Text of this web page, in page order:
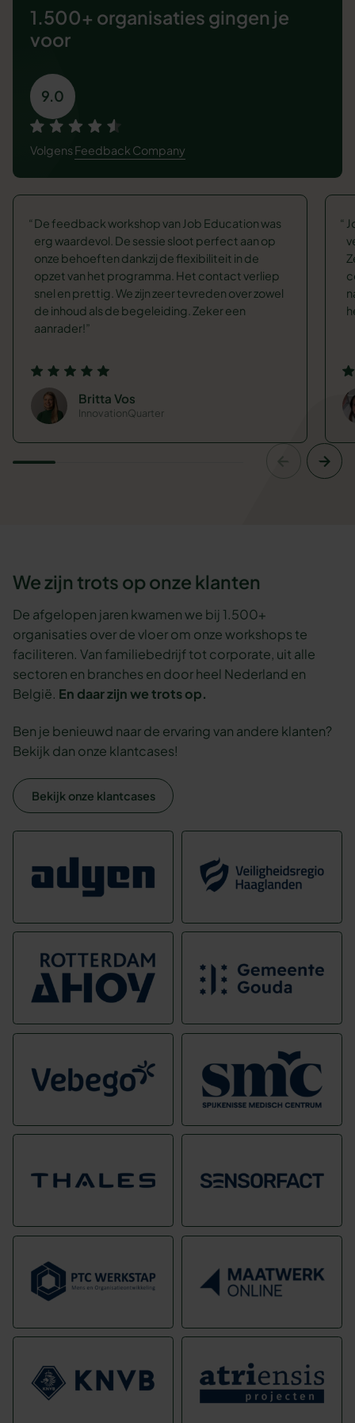
1.500+ organisaties gingen je
voor
9.0
VolgensFeedback Company
De feedback workshop van Job Education was
erg waardevol. De sessie sloot perfect aan op
onze behoeften dankzij de flexibiliteit in de
opzet van het programma. Het contact verliep
snel en prettig. We zijn zeer tevreden over zowel
de inhoud als de begeleiding. Zeker een
aanrader!
Britta Vos
InnovationQuarter
We zijn trots op onze klanten
De afgelopen jaren kwamen we bij 1.500+
organisaties over de vloer om onze workshops te
faciliteren. Van familiebedrijf tot corporate, uit alle
sectoren en branches en door heel Nederland en
België. En daar zijn we trots op.
Ben je benieuwd naar de ervaring van andere klanten?
Bekijk dan onze klantcases!
Bekijk onze klantcases